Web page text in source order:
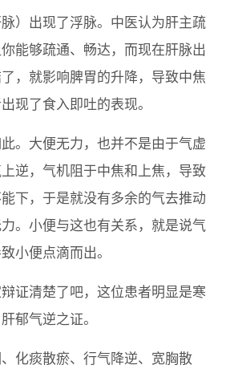
）出现了浮脉。中医认为肝主疏
能够疏通、畅达，而现在肝脉出
，就影响脾胃的升降，导致中焦
现了食入即吐的表现。
。大便无力，也并不是由于气虚
逆，气机阻于中焦和上焦，导致
下，于是就没有多余的气去推动
。小便与这也有关系，就是说气
小便点滴而出。
证清楚了吧，这位患者明显是寒
郁气逆之证。
化痰散瘀、行气降逆、宽胸散